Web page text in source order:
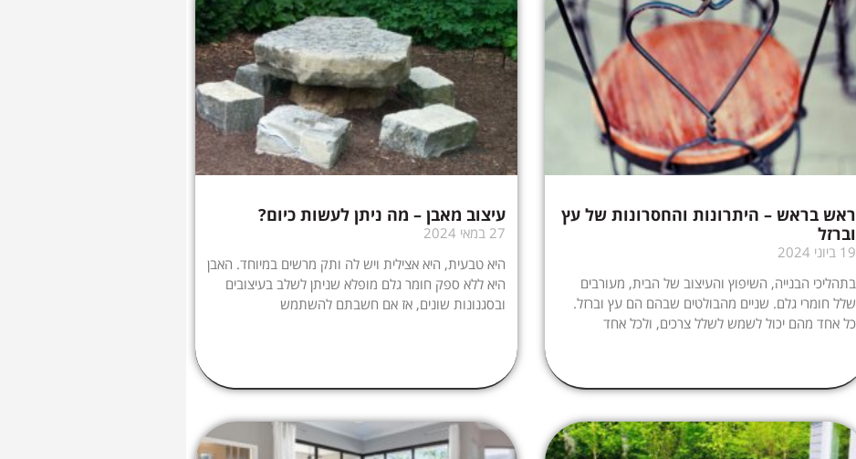
ראש בראש – היתרונות והחסרונות של עץ
וברזל
19 ביוני 2024
בתהליכי הבנייה, השיפוץ והעיצוב של הבית, מעורבים
שלל חומרי גלם. שניים מהבולטים שבהם הם עץ וברזל.
כל אחד מהם יכול לשמש לשלל צרכים, ולכל אחד
עיצוב מאבן – מה ניתן לעשות כיום?
27 במאי 2024
היא טבעית, היא אצילית ויש לה ותק מרשים במיוחד. האבן
היא ללא ספק חומר גלם מופלא שניתן לשלב בעיצובים
ובסגנונות שונים, אז אם חשבתם להשתמש